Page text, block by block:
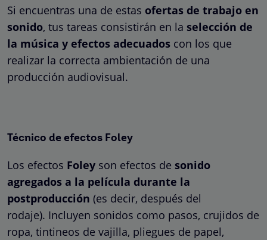
Si encuentras una de estas ofertas de trabajo en
sonido, tus tareas consistirán en la selección de
la música y efectos adecuados con los que
realizar la correcta ambientación de una
producción audiovisual.
Técnico de efectos Foley
Los efectos Foley son efectos de sonido
agregados a la película durante la
postproducción (es decir, después del
rodaje). Incluyen sonidos como pasos, crujidos de
ropa, tintineos de vajilla, pliegues de papel,